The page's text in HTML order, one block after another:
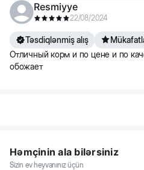
Resmiyye
22/08/2024
Təsdiqlənmiş alış
Отличный корм и по цене и по
обожает
Həmçinin ala bilərsiniz
Sizin ev heyvanınız üçün